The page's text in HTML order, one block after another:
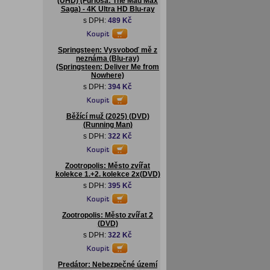
Saga) - 4K Ultra HD Blu-ray
s DPH: 489 Kč
Springsteen: Vysvoboď mě z
neznáma (Blu-ray)
(Springsteen: Deliver Me from
Nowhere)
s DPH: 394 Kč
Běžící muž (2025) (DVD)
(Running Man)
s DPH: 322 Kč
Zootropolis: Město zvířat
kolekce 1.+2. kolekce 2x(DVD)
s DPH: 395 Kč
Zootropolis: Město zvířat 2
(DVD)
s DPH: 322 Kč
Predátor: Nebezpečné území